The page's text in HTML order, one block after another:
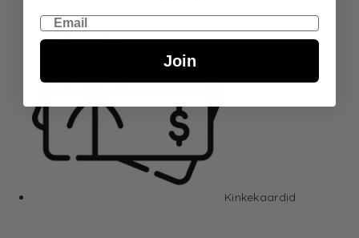
Kinkekaardid
Email
Join